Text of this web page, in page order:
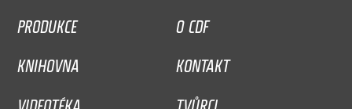
PRODUKCE
O CDF
KNIHOVNA
KONTAKT
VIDEOTÉKA
TVŮRCI